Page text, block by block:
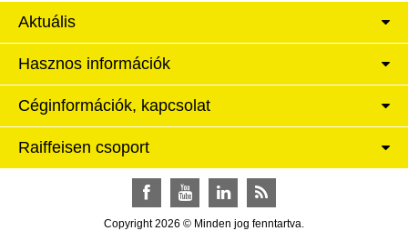
Aktuális
Hasznos információk
Céginformációk, kapcsolat
Raiffeisen csoport
Copyright 2026 © Minden jog fenntartva.
FacebookYouTubeLinkedInRSS